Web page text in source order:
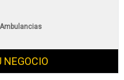
NEGOCIO